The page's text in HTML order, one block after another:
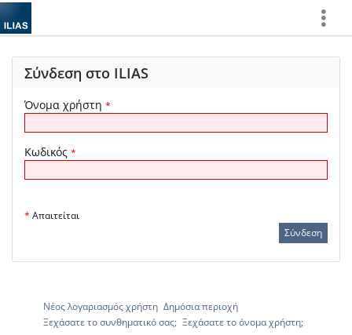
Σύνδεση στο ILIAS
Όνομα χρήστη *
Κωδικός *
* Απαιτείται
Νέος λογαριασμός χρήστη Δημόσια περιοχή
Ξεχάσατε το συνθηματικό σας; Ξεχάσατε το όνομα χρήστη;